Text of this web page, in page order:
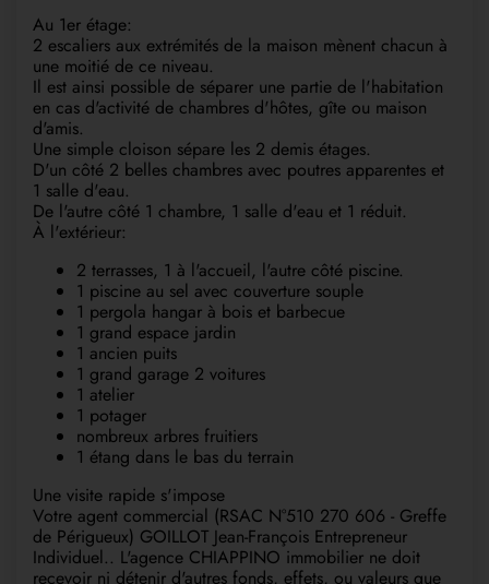
Au 1er étage:
2 escaliers aux extrémités de la maison mènent chacun à
une moitié de ce niveau.
Il est ainsi possible de séparer une partie de l'habitation
en cas d'activité de chambres d'hôtes, gîte ou maison
d'amis.
Une simple cloison sépare les 2 demis étages.
D'un côté 2 belles chambres avec poutres apparentes et
1 salle d'eau.
De l'autre côté 1 chambre, 1 salle d'eau et 1 réduit.
À l'extérieur:
2 terrasses, 1 à l'accueil, l'autre côté piscine.
1 piscine au sel avec couverture souple
1 pergola hangar à bois et barbecue
1 grand espace jardin
1 ancien puits
1 grand garage 2 voitures
1 atelier
1 potager
nombreux arbres fruitiers
1 étang dans le bas du terrain
Une visite rapide s'impose
Votre agent commercial (RSAC N°510 270 606 - Greffe
de Périgueux) GOILLOT Jean-François Entrepreneur
Individuel.. L'agence CHIAPPINO immobilier ne doit
recevoir ni détenir d'autres fonds, effets, ou valeurs que